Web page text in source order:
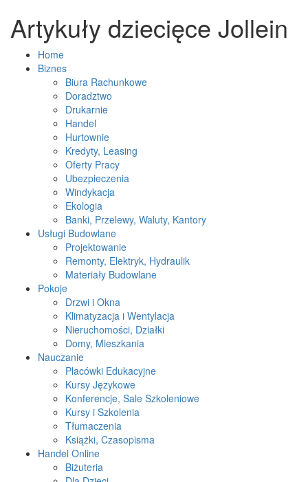
Artykuły dziecięce Jollein
Home
Biznes
Biura Rachunkowe
Doradztwo
Drukarnie
Handel
Hurtownie
Kredyty, Leasing
Oferty Pracy
Ubezpieczenia
Windykacja
Ekologia
Banki, Przelewy, Waluty, Kantory
Usługi Budowlane
Projektowanie
Remonty, Elektryk, Hydraulik
Materiały Budowlane
Pokoje
Drzwi i Okna
Klimatyzacja i Wentylacja
Nieruchomości, Działki
Domy, Mieszkania
Nauczanie
Placówki Edukacyjne
Kursy Językowe
Konferencje, Sale Szkoleniowe
Kursy i Szkolenia
Tłumaczenia
Książki, Czasopisma
Handel Online
Biżuteria